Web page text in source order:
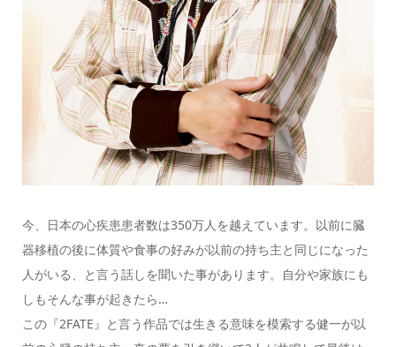
今、日本の心疾患患者数は350万人を越えています。以前に臓
器移植の後に体質や食事の好みが以前の持ち主と同じになった
人がいる、と言う話しを聞いた事があります。自分や家族にも
しもそんな事が起きたら…
この『2FATE』と言う作品では生きる意味を模索する健一が以